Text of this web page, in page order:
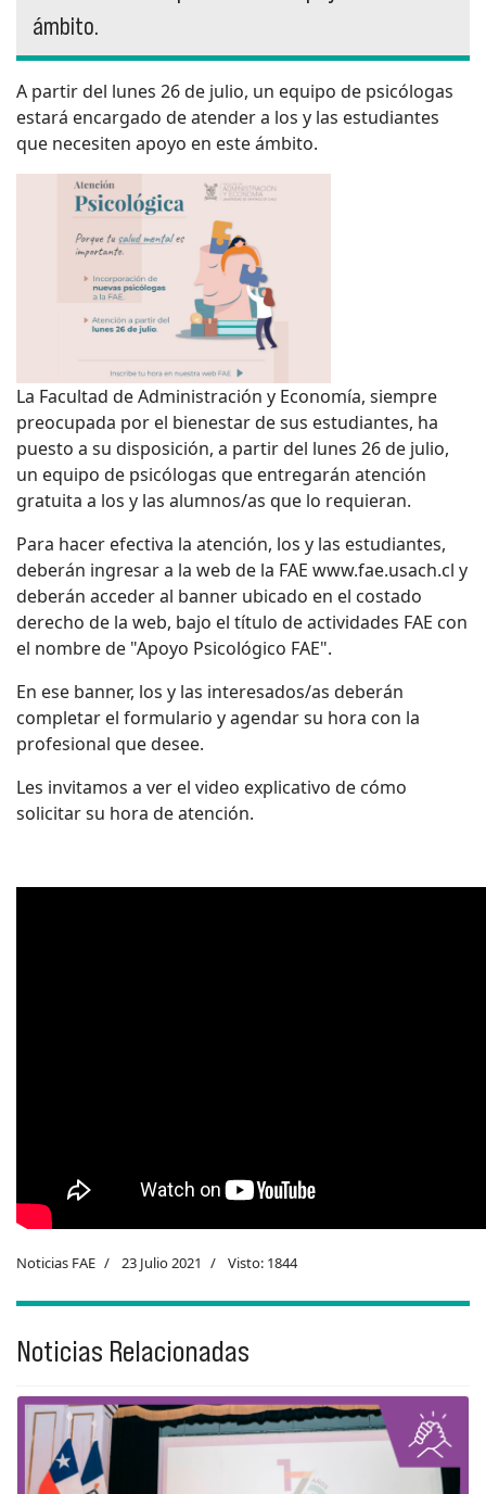
ámbito.
A partir del lunes 26 de julio, un equipo de psicólogas
estará encargado de atender a los y las estudiantes
que necesiten apoyo en este ámbito.
La Facultad de Administración y Economía, siempre
preocupada por el bienestar de sus estudiantes, ha
puesto a su disposición, a partir del lunes 26 de julio,
un equipo de psicólogas que entregarán atención
gratuita a los y las alumnos/as que lo requieran.
Para hacer efectiva la atención, los y las estudiantes,
deberán ingresar a la web de la FAE www.fae.usach.cl y
deberán acceder al banner ubicado en el costado
derecho de la web, bajo el título de actividades FAE con
el nombre de "Apoyo Psicológico FAE".
En ese banner, los y las interesados/as deberán
completar el formulario y agendar su hora con la
profesional que desee.
Les invitamos a ver el video explicativo de cómo
solicitar su hora de atención.
Noticias FAE 23 Julio 2021 Visto: 1844
Noticias Relacionadas